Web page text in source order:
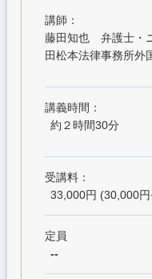
講師：
藤田知也 弁護士・
田松本法律事務所外
講義時間：
約２時間30分
受講料：
33,000円 (30,000円
定員
--